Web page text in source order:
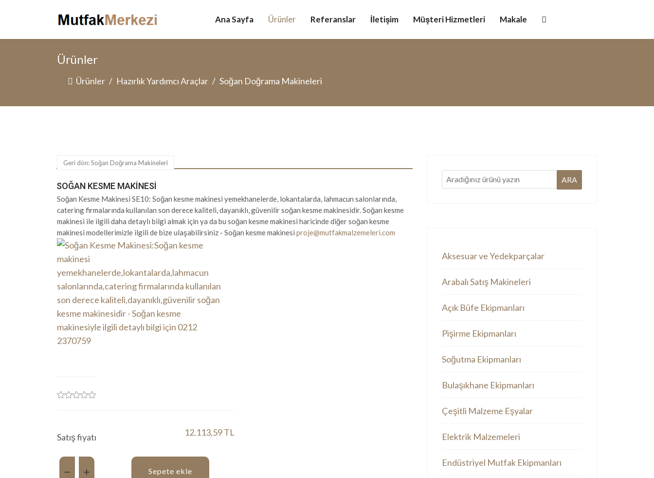
Ana Sayfa Ürünler Referanslar İletişim Müşteri Hizmetleri Makale
Ürünler
Ürünler Hazırlık Yardımcı Araçlar Soğan Doğrama Makineleri
Geri dön: Soğan Doğrama Makineleri
SOĞAN KESME MAKINESI
Soğan Kesme Makinesi SE10: Soğan kesme makinesi yemekhanelerde, lokantalarda, lahmacun salonlarında,
catering firmalarında kullanılan son derece kaliteli, dayanıklı, güvenilir soğan kesme makinesidir. Soğan kesme
makinesi ile ilgili daha detaylı bilgi almak için ya da bu soğan kesme makinesi haricinde diğer soğan kesme
makinesi modellerimizle ilgili de bize ulaşabilirsiniz - Soğan kesme makinesi proje@mutfakmalzemeleri.com
Satış fiyatı 12.113,59 TL
Miktar:
Sepete ekle
Aksesuar ve Yedekparçalar
Arabalı Satış Makineleri
Açık Büfe Ekipmanları
Pişirme Ekipmanları
Soğutma Ekipmanları
Bulaşıkhane Ekipmanları
Çeşitli Malzeme Eşyalar
Elektrik Malzemeleri
Endüstriyel Mutfak Ekipmanları